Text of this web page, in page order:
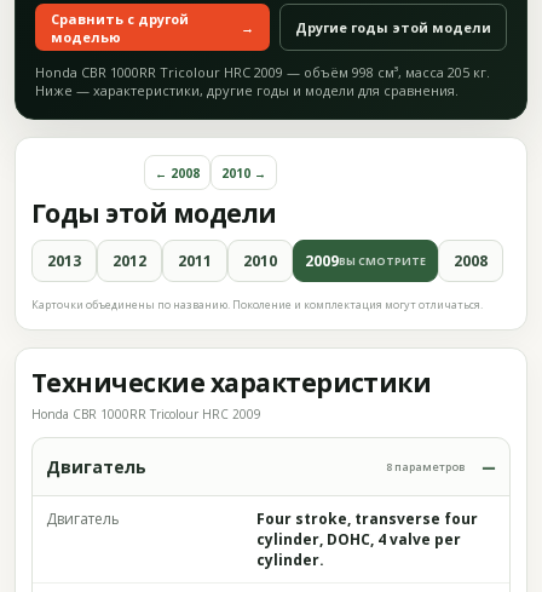
Сравнить с другой
моделью
→ Другие годы этой модели
Honda CBR 1000RR Tricolour HRC 2009 — объём 998 см³, масса 205 кг.
Ниже — характеристики, другие годы и модели для сравнения.
Годы этой модели
← 2008 2010 →
2013 2012 2011 2010 2009ВЫ СМОТРИТЕ 2008
Карточки объединены по названию. Поколение и комплектация могут отличаться.
Технические характеристики
Honda CBR 1000RR Tricolour HRC 2009
Двигатель 8 параметров
Двигатель
Four stroke, transverse four
cylinder, DOHC, 4 valve per
cylinder.